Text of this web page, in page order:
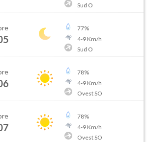
Sud O
77%
4-9Km/h
Sud O
78%
4-9Km/h
Ovest SO
78%
4-9Km/h
Ovest SO